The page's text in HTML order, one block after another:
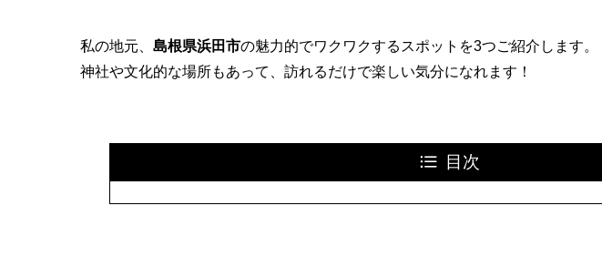
私の地元、 島根県浜田市の魅力的でワクワクするスポットを3つご紹介します。
神社や文化的な場所もあって、訪れるだけで楽しい気分になれます！
目次